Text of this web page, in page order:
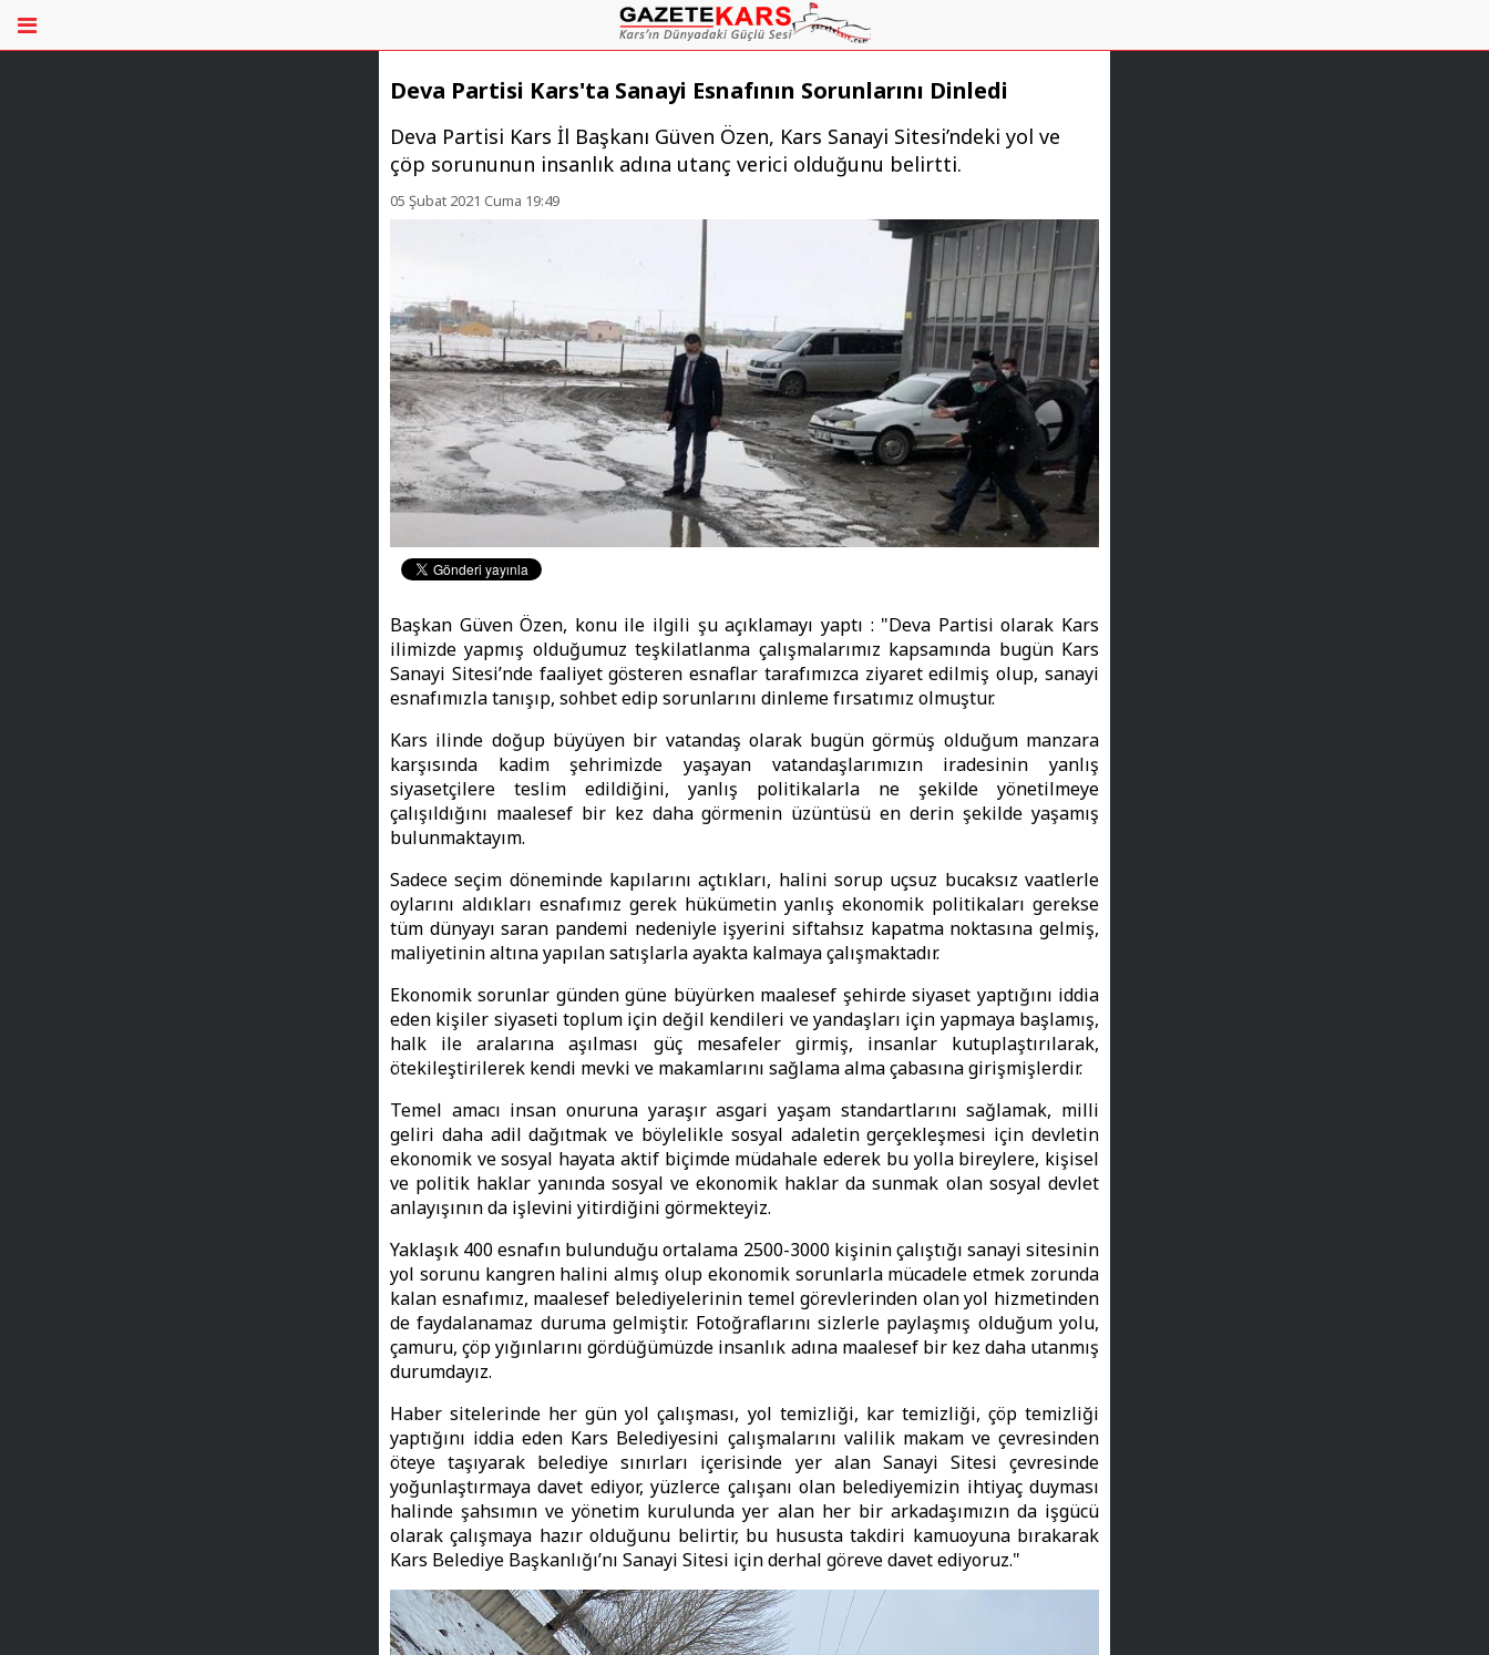
Deva Partisi Kars'ta Sanayi Esnafının Sorunlarını Dinledi
Deva Partisi Kars İl Başkanı Güven Özen, Kars Sanayi Sitesi’ndeki yol ve
çöp sorununun insanlık adına utanç verici olduğunu belirtti.
05 Şubat 2021 Cuma 19:49
Başkan Güven Özen, konu ile ilgili şu açıklamayı yaptı : "Deva Partisi olarak Kars
ilimizde yapmış olduğumuz teşkilatlanma çalışmalarımız kapsamında bugün Kars
Sanayi Sitesi’nde faaliyet gösteren esnaflar tarafımızca ziyaret edilmiş olup, sanayi
esnafımızla tanışıp, sohbet edip sorunlarını dinleme fırsatımız olmuştur.
Kars ilinde doğup büyüyen bir vatandaş olarak bugün görmüş olduğum manzara
karşısında kadim şehrimizde yaşayan vatandaşlarımızın iradesinin yanlış
siyasetçilere teslim edildiğini, yanlış politikalarla ne şekilde yönetilmeye
çalışıldığını maalesef bir kez daha görmenin üzüntüsü en derin şekilde yaşamış
bulunmaktayım.
Sadece seçim döneminde kapılarını açtıkları, halini sorup uçsuz bucaksız vaatlerle
oylarını aldıkları esnafımız gerek hükümetin yanlış ekonomik politikaları gerekse
tüm dünyayı saran pandemi nedeniyle işyerini siftahsız kapatma noktasına gelmiş,
maliyetinin altına yapılan satışlarla ayakta kalmaya çalışmaktadır.
Ekonomik sorunlar günden güne büyürken maalesef şehirde siyaset yaptığını iddia
eden kişiler siyaseti toplum için değil kendileri ve yandaşları için yapmaya başlamış,
halk ile aralarına aşılması güç mesafeler girmiş, insanlar kutuplaştırılarak,
ötekileştirilerek kendi mevki ve makamlarını sağlama alma çabasına girişmişlerdir.
Temel amacı insan onuruna yaraşır asgari yaşam standartlarını sağlamak, milli
geliri daha adil dağıtmak ve böylelikle sosyal adaletin gerçekleşmesi için devletin
ekonomik ve sosyal hayata aktif biçimde müdahale ederek bu yolla bireylere, kişisel
ve politik haklar yanında sosyal ve ekonomik haklar da sunmak olan sosyal devlet
anlayışının da işlevini yitirdiğini görmekteyiz.
Yaklaşık 400 esnafın bulunduğu ortalama 2500-3000 kişinin çalıştığı sanayi sitesinin
yol sorunu kangren halini almış olup ekonomik sorunlarla mücadele etmek zorunda
kalan esnafımız, maalesef belediyelerinin temel görevlerinden olan yol hizmetinden
de faydalanamaz duruma gelmiştir. Fotoğraflarını sizlerle paylaşmış olduğum yolu,
çamuru, çöp yığınlarını gördüğümüzde insanlık adına maalesef bir kez daha utanmış
durumdayız.
Haber sitelerinde her gün yol çalışması, yol temizliği, kar temizliği, çöp temizliği
yaptığını iddia eden Kars Belediyesini çalışmalarını valilik makam ve çevresinden
öteye taşıyarak belediye sınırları içerisinde yer alan Sanayi Sitesi çevresinde
yoğunlaştırmaya davet ediyor, yüzlerce çalışanı olan belediyemizin ihtiyaç duyması
halinde şahsımın ve yönetim kurulunda yer alan her bir arkadaşımızın da işgücü
olarak çalışmaya hazır olduğunu belirtir, bu hususta takdiri kamuoyuna bırakarak
Kars Belediye Başkanlığı’nı Sanayi Sitesi için derhal göreve davet ediyoruz."